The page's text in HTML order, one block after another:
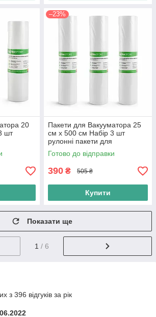
20
шт
–23%
Пакети для Вакууматора 25
см х 500 см Набір 3 шт
рулонні пакети для
зберігання їжі
Готово до відправки
390 ₴ 505 ₴
Купити
Показати ще
1 / 6
з 396 відгуків за рік